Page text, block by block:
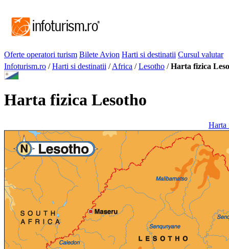
Oferte operatori turism Bilete Avion Harti si destinatii Cursul valutar
Infoturism.ro /Harti si destinatii /Africa /Lesotho /Harta fizica
Harta fizica Lesotho
Harta